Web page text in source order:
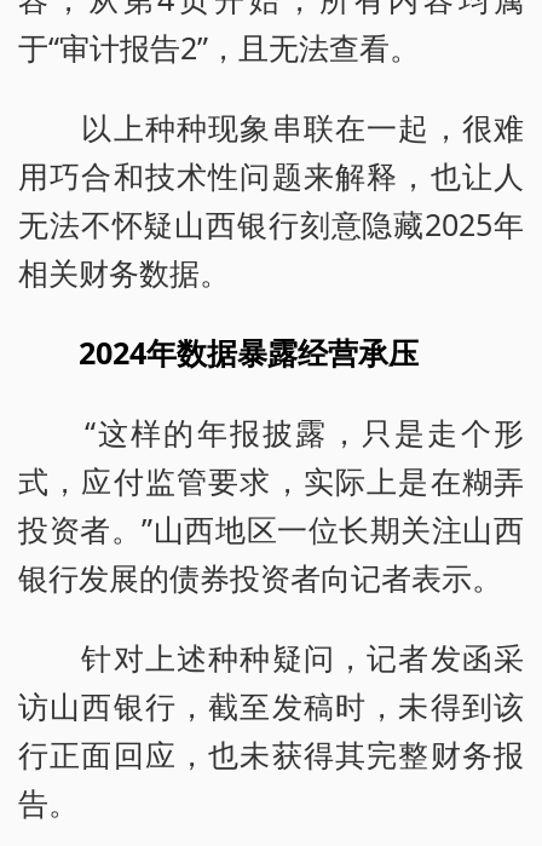
于“审计报告2”，且无法查看。
以上种种现象串联在一起，很难
用巧合和技术性问题来解释，也让人
无法不怀疑山西银行刻意隐藏2025年
相关财务数据。
2024年数据暴露经营承压
“这样的年报披露，只是走个形
式，应付监管要求，实际上是在糊弄
投资者。”山西地区一位长期关注山西
银行发展的债券投资者向记者表示。
针对上述种种疑问，记者发函采
访山西银行，截至发稿时，未得到该
行正面回应，也未获得其完整财务报
告。